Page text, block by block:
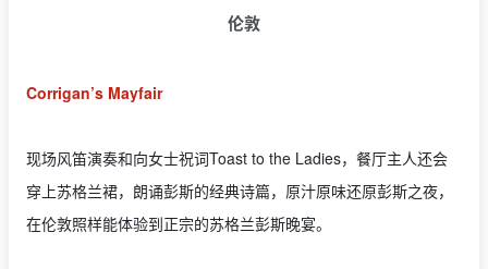
伦敦
Corrigan’s Mayfair
现场风笛演奏和向女士祝词Toast to the Ladies，餐厅主人还会
穿上苏格兰裙，朗诵彭斯的经典诗篇，原汁原味还原彭斯之夜，
在伦敦照样能体验到正宗的苏格兰彭斯晚宴。